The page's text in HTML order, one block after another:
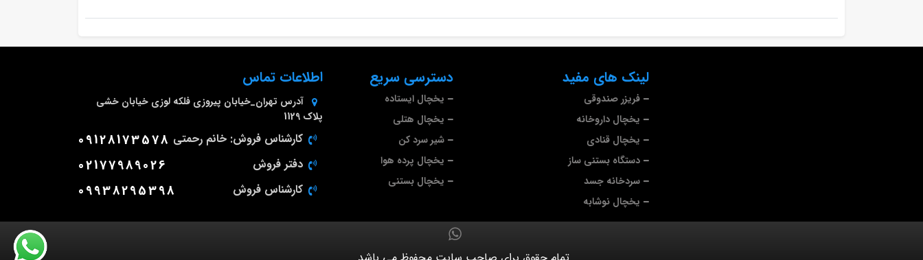
لینک های مفید
فریزر صندوقی
یخچال داروخانه
یخچال قنادی
دستگاه بستنی ساز
سردخانه جسد
یخچال نوشابه
دسترسی سریع
یخچال ایستاده
یخچال هتلی
شیر سرد کن
یخچال پرده هوا
یخچال بستنی
اطلاعات تماس
آدرس تهران_خیابان پیروزی فلکه لوزی خیابان خشی
پلاک 1129
کارشناس فروش: خانم رحمتی 09128173578
دفتر فروش 02177989026
کارشناس فروش 09938295398